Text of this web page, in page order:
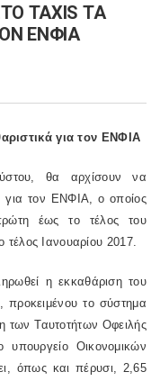
TAXIS ΤΑ
ΕΝΦΙΑ
για τον ΕΝΦΙΑ
θα αρχίσουν να
για τον ΕΝΦΙΑ, ο οποίος
έως το τέλος του
τέλος Ιανουαρίου 2017.
η εκκαθάριση του
προκειμένου το σύστημα
των Ταυτοτήτων Οφειλής
υπουργείο Οικονομικών
όπως και πέρυσι, 2,65